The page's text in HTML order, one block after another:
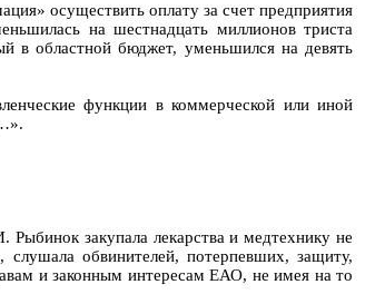
осуществить оплату за счет предприятия
на шестнадцать миллионов триста
в областной бюджет, уменьшился на девять
функции в коммерческой или иной
закупала лекарства и медтехнику не
обвинителей, потерпевших, защиту,
и законным интересам ЕАО, не имея на то